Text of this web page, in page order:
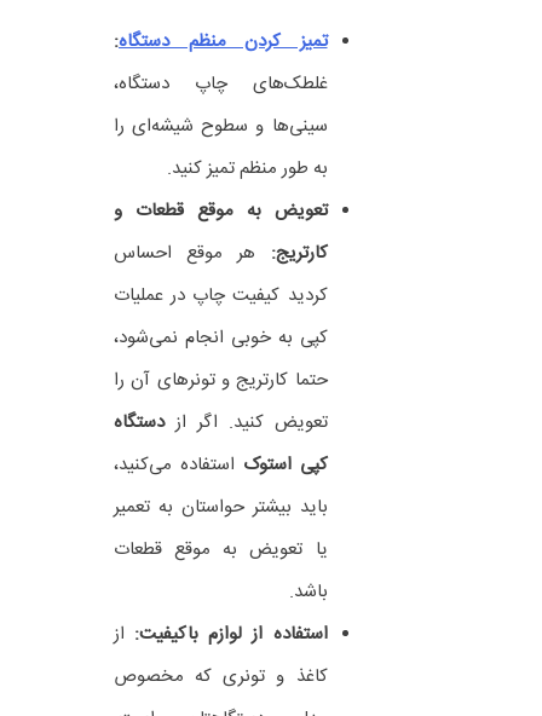
تمیز کردن منظم دستگاه:
غلطک‌های چاپ دستگاه،
سینی‌ها و سطوح شیشه‌ای را
به طور منظم تمیز کنید.
تعویض به موقع قطعات و
کارتریج: هر موقع احساس
کردید کیفیت چاپ در عملیات
کپی به خوبی انجام نمی‌شود،
حتما کارتریج و تونرهای آن را
تعویض کنید. اگر ازدستگاه
کپی استوک استفاده می‌کنید،
باید بیشتر حواستان به تعمیر
یا تعویض به موقع قطعات
باشد.
استفاده از لوازم باکیفیت: از
کاغذ و تونری که مخصوص